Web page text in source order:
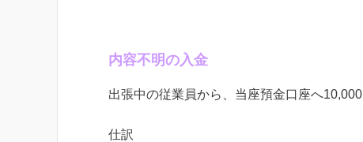
内容不明の入金
出張中の従業員から、当座預金口座へ10,000
仕訳